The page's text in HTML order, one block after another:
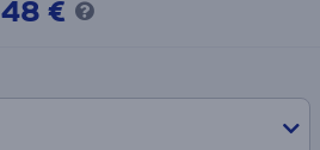
48 €